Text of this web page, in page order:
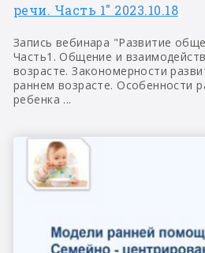
речи. Часть 1" 2023.10.18
Запись вебинара "Развитие
Часть1. Общение и
возрасте. Закономерности
раннем возрасте. Особенности
ребенка ...